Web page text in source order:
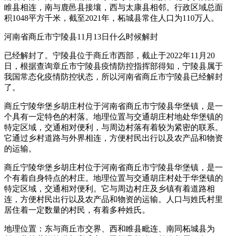
睢县相连，南与鹿邑县接壤，西与太康县相邻。行政区域总面
积1048平方千米，截至2021年，柘城县常住人口为110万人。
河南省商丘市宁陵县11月13日什么时候解封
已经解封了。宁陵县位于商丘市西部，截止于2022年11月20
日，根据查询章丘市宁陵县疫情防控指挥部得知，宁陵县属于
我国常态化疫情防控状态，所以河南省商丘市宁陵县已经解封
了。
商丘宁陵华堡乡胡庄村位于河南省商丘市宁陵县华堡镇，是一
个具有一定特色的村落。地理位置与交通胡庄村地处华堡镇的
特定区域，交通相对便利，与周边村落有着较为紧密的联系。
它通过乡村道路与外界相连，方便村民出行以及农产品和物资
的运输。
商丘宁陵华堡乡胡庄村位于河南省商丘市宁陵县华堡镇，是一
个有着自身特点的村庄。地理位置与交通胡庄村处于华堡镇的
特定区域，交通相对便利。它与周边村庄及乡镇有着道路相
连，方便村民出行以及农产品和物资的运输。人口与姓氏村里
居住着一定数量的村民，有着多种姓氏。
地理位置：东与商丘市交界、西和睢县毗连、南同柘城县为